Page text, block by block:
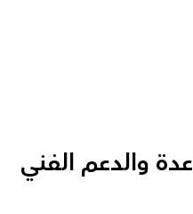
والدعم الفني